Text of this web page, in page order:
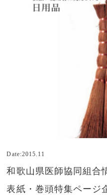
Date:2015.11
和歌山県医師協同組合
表紙・巻頭特集ページ